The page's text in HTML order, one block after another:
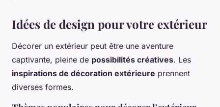
Idées de design pour votre extérieur
Décorer un extérieur peut être une aventure
captivante, pleine de possibilités créatives. Les
inspirations de décoration extérieure prennent
diverses formes.